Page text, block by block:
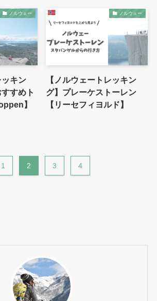
ノルウェー
ッキン
すめト
】
ノルウェー
【ノルウェートレッキン
グ】プレーケストーレン
【リーセフィヨルド】
1 2 3 4